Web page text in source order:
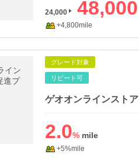
24,000 48,000
+4,800mile
グレード対象
リピート可
ゲオオンラインストア
2.0%
+5%mile